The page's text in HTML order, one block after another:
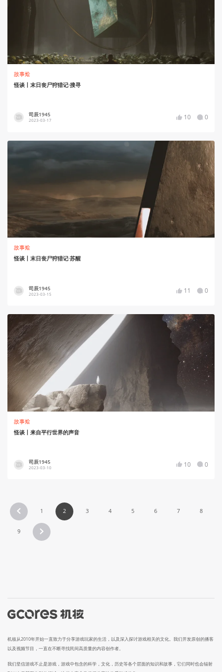
故事烩
怪谈丨末日丧尸狩猎记·搜寻
司辰1945
2023-03-17 10 0
故事烩
怪谈丨末日丧尸狩猎记·苏醒
司辰1945
2023-03-15 11 0
故事烩
怪谈丨来自平行世界的声音
司辰1945
2023-03-10 10 0
1 2 3 4 5 6 7 8
9
机核从2010年开始一直致力于分享游戏玩家的生活，以及深入探讨游戏相关的文化。我们开发原创的播客
以及视频节目，一直在不断寻找民间高质量的内容创作者。
我们坚信游戏不止是游戏，游戏中包含的科学，文化，历史等各个层面的知识和故事，它们同时也会辐射